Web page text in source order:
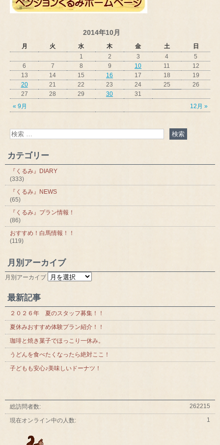
2014年10月
月 火 水 木 金 土 日
« 9月 12月 »
1 2 3 4
5
6
7 8 9 10 11
12
13
14 15 16 17 18
19
20
21 22 23 24 25
26
27
28 29 30 31
カテゴリー
『くるみ』DIARY
(333)
『くるみ』NEWS
(65)
『くるみ』プラン情報！
(86)
おすすめ！白馬情報！！
(119)
月別アーカイブ
月別アーカイブ
最新記事
２０２６年 夏のスタッフ募集！！
夏休みおすすめ体験プラン紹介！！
珈琲と焼き菓子でほっこり一休み。
うどんを食べたくなったら絶対ここ！
子どもも安心♪美味しいドーナツ！
262215
総訪問者数:
1
現在オンライン中の人数: